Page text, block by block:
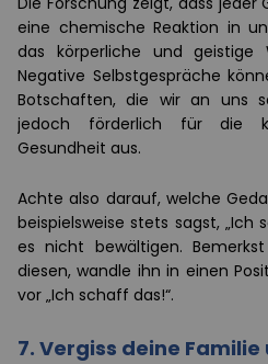
eine chemische Reaktion in
das körperliche und geistige
Negative Selbstgespräche
Botschaften, die wir an uns
jedoch förderlich für die
Gesundheit aus.
Achte also darauf, welche
beispielsweise stets sagst, „Ich
es nicht bewältigen.
diesen, wandle ihn in einen
vor „Ich schaff das!“.
7. Vergiss deine